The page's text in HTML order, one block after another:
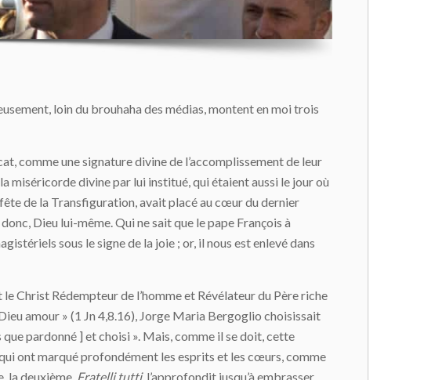
loin du brouhaha des médias, montent en moi trois
comme une signature divine de l’accomplissement de leur
miséricorde divine par lui institué, qui étaient aussi le jour où
de la Transfiguration, avait placé au cœur du dernier
Dieu lui-même. Qui ne sait que le pape François à
sous le signe de la joie ; or, il nous est enlevé dans
Christ Rédempteur de l’homme et Révélateur du Père riche
amour » (1 Jn 4,8.16), Jorge Maria Bergoglio choisissait
pardonné ] et choisi ». Mais, comme il se doit, cette
ont marqué profondément les esprits et les cœurs, comme
la deuxième, Fratelli tutti, l’approfondit jusqu’à embrasser